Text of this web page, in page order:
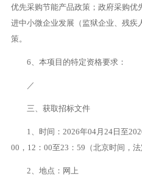
优先采购节能产品政策；政府采购优
进中小微企业发展（监狱企业、残疾
策。
6、本项目的特定资格要求：
／
三、获取招标文件
1、时间：2026年04月24日至
00，12：00至23：59（北京时间，法
2、地点：网上